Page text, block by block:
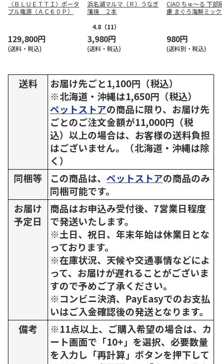
〈ＢＬＵＥＴＴＩ〉ポータ
ブル電源（ＡＣ６０Ｐ）
129,800円
(送料・税込)
浜名湖マルマ（Ｒ）うなぎ
蒲焼 ２本
4.8 （11）
3,980円
(送料・税込)
CIAO ちゅ～る 下部
慮 まぐろ海鮮ミッ
980円
(送料別・税込)
送料
お届け先ごと1,100円（税込）
※北海道・沖縄は1,650円（税込）
ペットストアの商品に限り、お届け先
ごとのご注文金額が11,000円（税
込）以上の場合は、お客様の送料負担
はございません。（北海道・沖縄は除
く）
同梱等
この商品は、 ペットストアの商品のみ
同梱可能です。
お届け
予定日
商品はお申込み受付後、7営業日程度
で発送いたします。
※土日、祝日、年末年始は休業日とな
っております。
※在庫状況、天候や交通事情などによ
って、お届けが遅れることがございま
すので予めご了承ください。
※コンビニ決済、PayEasyでのお支払
いはご入金確認後の発送となります。
備考
※11点以上、ご購入希望の場合は、カ
ート画面で「10+」を選択、必要数量
を入力し「再計算」ボタンを押下して